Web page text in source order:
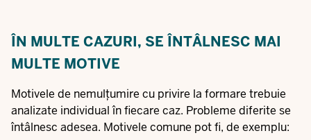
ÎN MULTE CAZURI, SE ÎNTÂLNESC MAI
MULTE MOTIVE
Motivele de nemulțumire cu privire la formare trebuie
analizate individual în fiecare caz. Probleme diferite se
întâlnesc adesea. Motivele comune pot fi, de exemplu: